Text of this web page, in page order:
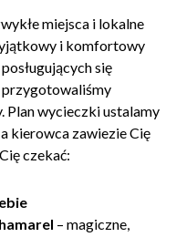
miejsca i lokalne
i komfortowy
się
przygotowaliśmy
Plan wycieczki ustalamy
kierowca zawiezie Cię
czekać:
– magiczne,